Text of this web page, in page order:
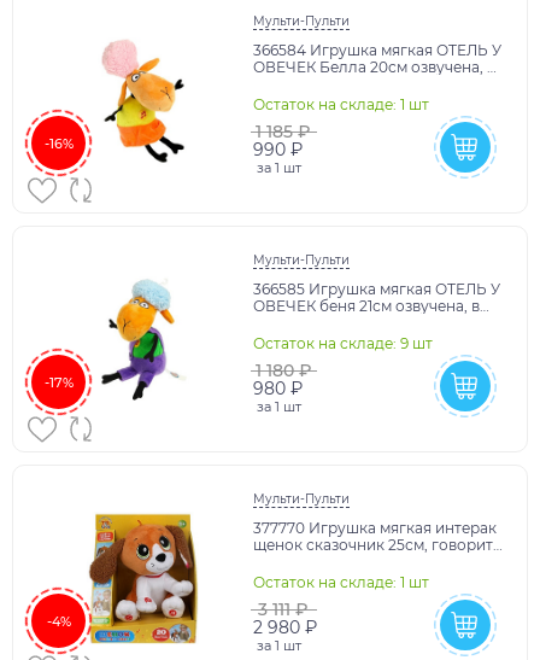
-16%
Мульти-Пульти
366584 Игрушка мягкая ОТЕЛЬ У
ОВЕЧЕК Белла 20см озвучена, в
кор.24шт
Остаток на складе: 1 шт
1 185 ₽
990 ₽
за 1 шт
-17%
Мульти-Пульти
366585 Игрушка мягкая ОТЕЛЬ У
ОВЕЧЕК беня 21см озвучена, в
кор.24шт
Остаток на складе: 9 шт
1 180 ₽
980 ₽
за 1 шт
-4%
Мульти-Пульти
377770 Игрушка мягкая интерак
щенок сказочник 25см, говорит,
кор.12шт
Остаток на складе: 1 шт
3 111 ₽
2 980 ₽
за 1 шт